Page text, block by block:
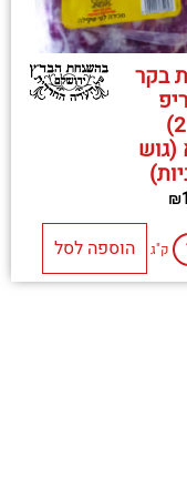
בקר
(מס' 2)
(גוש
₪
ק"ג הוספה לסל